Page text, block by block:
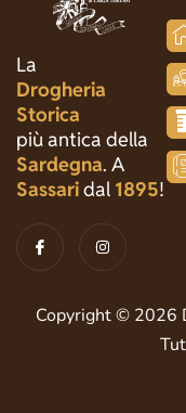
La
Drogheria
Storica
più antica della
Sardegna. A
Sassaridal 1895!
c
o
f
a
n
s
g
r
Copyright © 2026